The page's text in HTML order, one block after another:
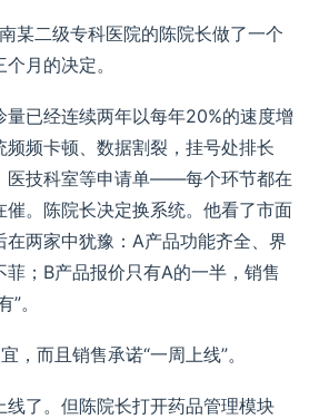
某二级专科医院的陈院长做了一个
月的决定。
量已经连续两年以每年20%的速度增
频频卡顿、数据割裂，挂号处排长
医技科室等申请单——每个环节都在
催。陈院长决定换系统。他看了市面
在两家中犹豫：A产品功能齐全、界
菲；B产品报价只有A的一半，销售
。
，而且销售承诺“一周上线”。
线了。但陈院长打开药品管理模块